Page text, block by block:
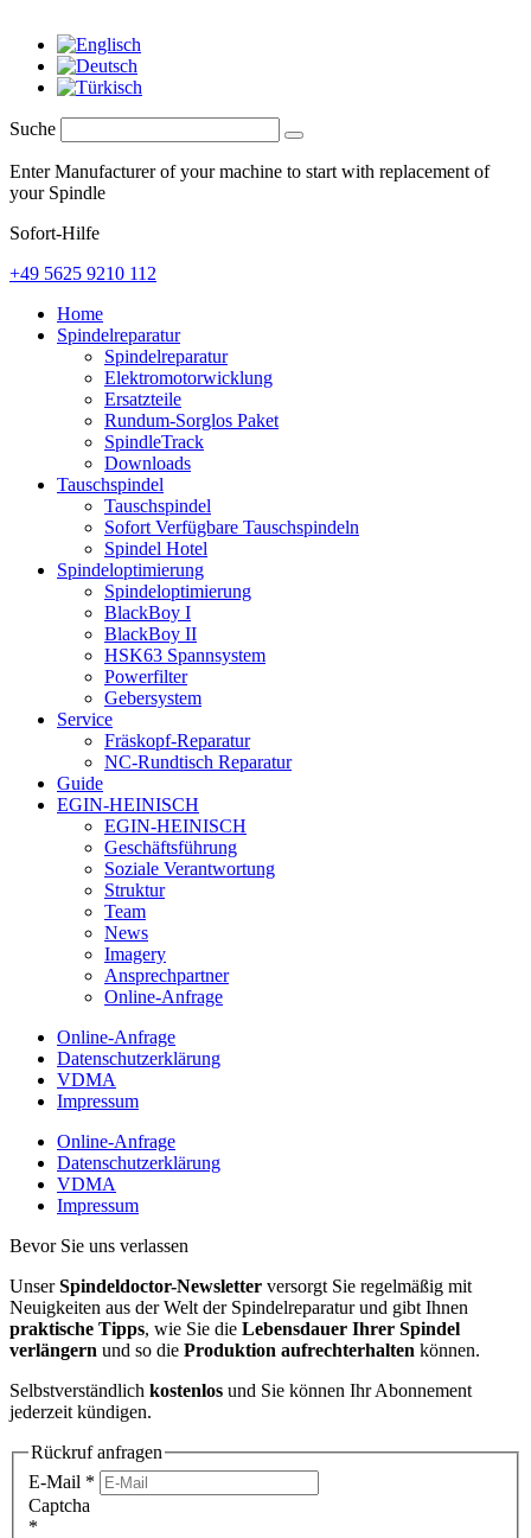
Suche
Enter Manufacturer of your machine to start with replacement of
your Spindle
Sofort-Hilfe
+49 5625 9210 112
Home
Spindelreparatur
Spindelreparatur
Elektromotorwicklung
Ersatzteile
Rundum-Sorglos Paket
SpindleTrack
Downloads
Tauschspindel
Tauschspindel
Sofort Verfügbare Tauschspindeln
Spindel Hotel
Spindeloptimierung
Spindeloptimierung
BlackBoy I
BlackBoy II
HSK63 Spannsystem
Powerfilter
Gebersystem
Service
Fräskopf-Reparatur
NC-Rundtisch Reparatur
Guide
EGIN-HEINISCH
EGIN-HEINISCH
Geschäftsführung
Soziale Verantwortung
Struktur
Team
News
Imagery
Ansprechpartner
Online-Anfrage
Online-Anfrage
Datenschutzerklärung
VDMA
Impressum
Online-Anfrage
Datenschutzerklärung
VDMA
Impressum
Bevor Sie uns verlassen
UnserSpindeldoctor-Newsletter versorgt Sie regelmäßig mit
Neuigkeiten aus der Welt der Spindelreparatur und gibt Ihnen
praktische Tipps, wie Sie die Lebensdauer Ihrer Spindel
verlängern und so die Produktion aufrechterhalten können.
Selbstverständlich kostenlos und Sie können Ihr Abonnement
jederzeit kündigen.
Rückruf anfragen
E-Mail *
Captcha
*